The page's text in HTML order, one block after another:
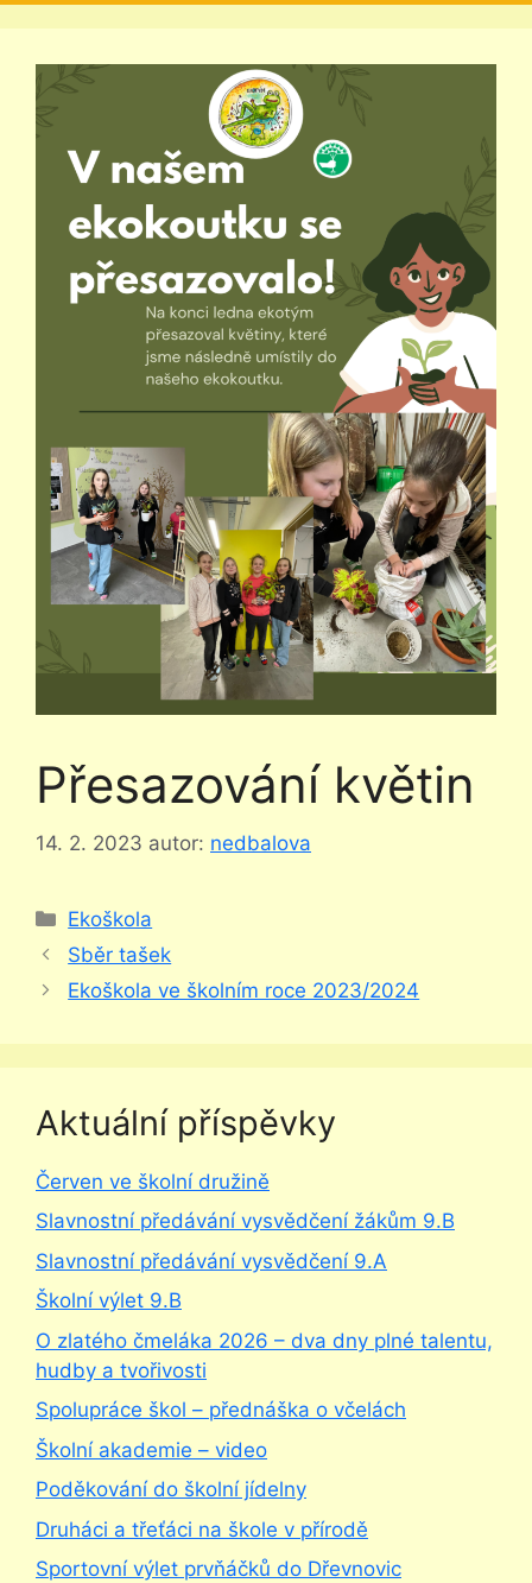
Přesazování květin
14. 2. 2023 autor: nedbalova
Rubriky
Ekoškola
Sběr tašek
Ekoškola ve školním roce 2023/2024
Aktuální příspěvky
Červen ve školní družině
Slavnostní předávání vysvědčení žákům 9.B
Slavnostní předávání vysvědčení 9.A
Školní výlet 9.B
O zlatého čmeláka 2026 – dva dny plné talentu,
hudby a tvořivosti
Spolupráce škol – přednáška o včelách
Školní akademie – video
Poděkování do školní jídelny
Druháci a třeťáci na škole v přírodě
Sportovní výlet prvňáčků do Dřevnovic